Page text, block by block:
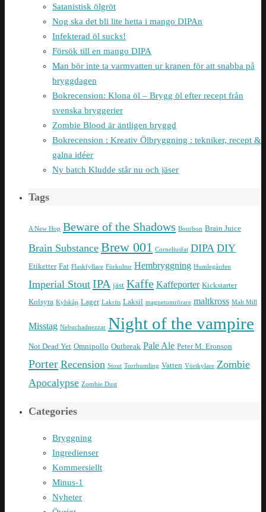
Satanistisk ölgröt
Nog ska det bli lite hetta i mango DIPAn
Infekterad öl sucks!
Försök till en mango DIPA
Man bör inte ta varmvatten ur kranen för att snabba på
bryggdagen
Bokrecension: Klona öl – Brygg öl efter recept från
svenska bryggerier
Zombie Blood är äntligen bryggd
Bokrecension : Kreativ Ölbryggning : tekniker, recept &
galna idéer
Ny batch Kludde står nu och jäser
Tags
A New Hop Beware of the Shadows Bourbon Brain Juice
Brain Substance Brew 001 Corneliusfat DIPA DIY
Etiketter Fat Flaskfyllare Förkultur Hembryggning Humlegården
Imperial Stout IPA jäst Kaffe Kaffeporter Kickstarter
Kolsyra Kylskåp Lager Lakrits Laksil magnetomrörare maltkross Malt Mill
Misstag Nebuchadnezzar Night of the vampire
Not Dead Yet Omnipollo Outbreak Pale Ale Peter M. Eronson
Porter Recension Stout Torrhumling Vatten Vörtkylare Zombie
Apocalypse Zombie Dust
Categories
Bryggning
Ingredienser
Kommersiellt
Minus-1
Nyheter